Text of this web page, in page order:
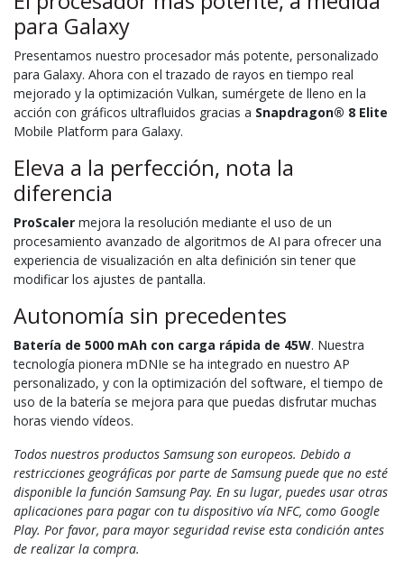
para Galaxy
Presentamos nuestro procesador más potente, personalizado
para Galaxy. Ahora con el trazado de rayos en tiempo real
mejorado y la optimización Vulkan, sumérgete de lleno en la
acción con gráficos ultrafluidos gracias a Snapdragon® 8 Elite
Mobile Platform para Galaxy.
Eleva a la perfección, nota la
diferencia
ProScaler mejora la resolución mediante el uso de un
procesamiento avanzado de algoritmos de AI para ofrecer una
experiencia de visualización en alta definición sin tener que
modificar los ajustes de pantalla.
Autonomía sin precedentes
Batería de 5000 mAh con carga rápida de 45W. Nuestra
tecnología pionera mDNIe se ha integrado en nuestro AP
personalizado, y con la optimización del software, el tiempo de
uso de la batería se mejora para que puedas disfrutar muchas
horas viendo vídeos.
Todos nuestros productos Samsung son europeos. Debido a
restricciones geográficas por parte de Samsung puede que no esté
disponible la función Samsung Pay. En su lugar, puedes usar otras
aplicaciones para pagar con tu dispositivo vía NFC, como Google
Play. Por favor, para mayor seguridad revise esta condición antes
de realizar la compra.